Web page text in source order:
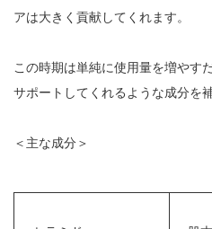
アは大きく貢献してくれます。
この時期は単純に使用量を増やす
サポートしてくれるような成分を
＜主な成分＞